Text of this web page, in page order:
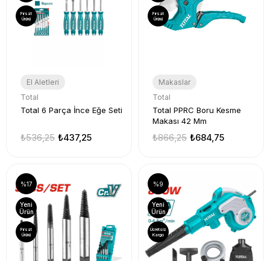
El Aletleri
Total
Total 6 Parça İnce Eğe Seti
₺437,25
₺536,25
Fırsat
Ürünü
Makaslar
Total
Total PPRC Boru Kesme
Makası 42 Mm
₺684,75
₺866,25
Fırsat
Ürünü
%17
Yeni
Ürün
Fırsat
Ürünü
%9
Yeni
Ürün
Ücretsiz
Kargo